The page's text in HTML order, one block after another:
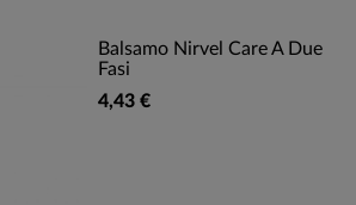
Balsamo Nirvel Care A Due
Fasi
4,43 €